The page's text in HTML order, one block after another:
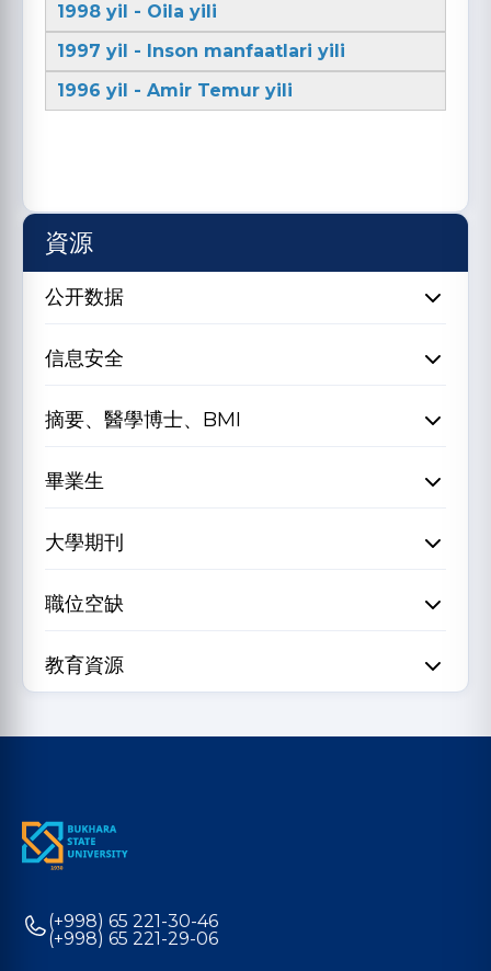
1998 yil - Oila yili
1997 yil - Inson manfaatlari yili
1996 yil - Amir Temur yili
資源
公开数据
信息安全
摘要、醫學博士、BMI
畢業生
大學期刊
職位空缺
教育資源
(+998) 65 221-30-46
(+998) 65 221-29-06